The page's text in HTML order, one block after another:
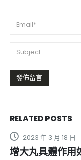
RELATEDPOSTS
2023 年 3 月 18 日
增大丸具體作用